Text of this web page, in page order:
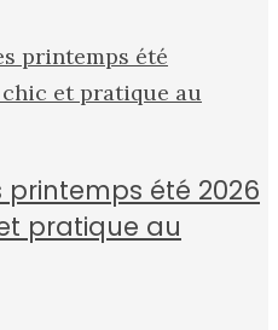
été 2026
pratique au